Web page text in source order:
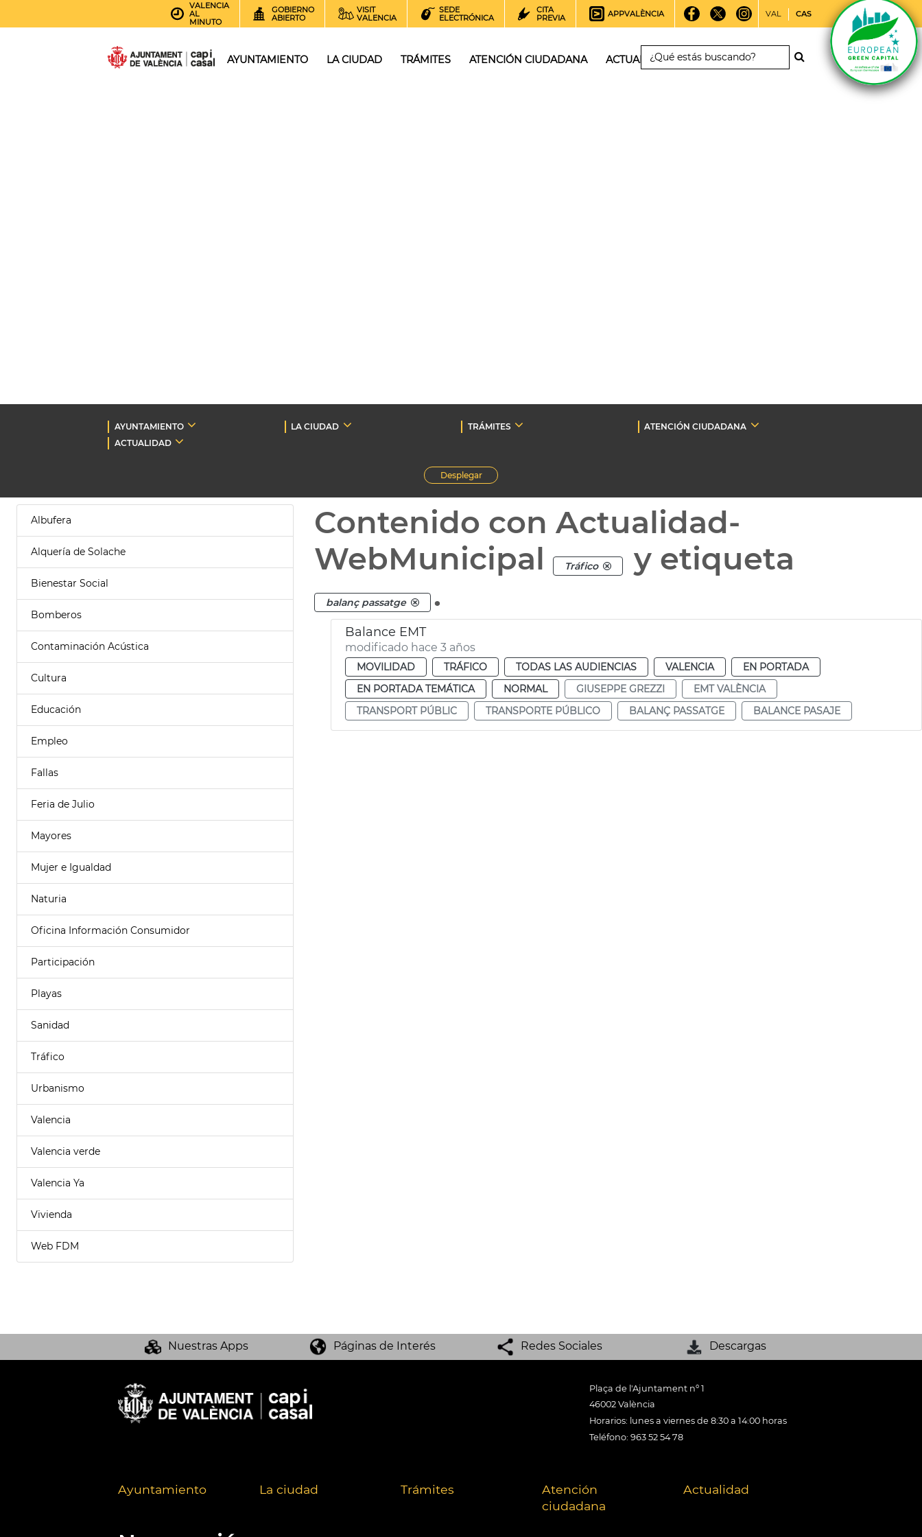
VALENCIA
AL
MINUTO
GOBIERNO
ABIERTO
VISIT
VALENCIA
SEDE
ELECTRÓNICA
CITA
PREVIA
APPVALÈNCIA VAL CAS
AYUNTAMIENTO LA CIUDAD TRÁMITES ATENCIÓN CIUDADANA ACTUALIDAD
AYUNTAMIENTO LA CIUDAD TRÁMITES
ATENCIÓN CIUDADANA
ACTUALIDAD
Desplegar
Albufera
Alquería de Solache
Bienestar Social
Bomberos
Contaminación Acústica
Cultura
Educación
Empleo
Fallas
Feria de Julio
Mayores
Mujer e Igualdad
Naturia
Oficina Información Consumidor
Participación
Playas
Sanidad
Tráfico
Urbanismo
Valencia
Valencia verde
Valencia Ya
Vivienda
Web FDM
Contenido con Actualidad-
WebMunicipal
Tráfico y etiqueta
balanç passatge .
Balance EMT
modificado hace 3 años
MOVILIDAD TRÁFICO TODAS LAS AUDIENCIAS VALENCIA
EN PORTADA
EN PORTADA TEMÁTICA
NORMAL GIUSEPPE GREZZI
EMT VALÈNCIA
TRANSPORT PÚBLIC
TRANSPORTE PÚBLICO BALANÇ PASSATGE BALANCE PASAJE
Nuestras Apps Páginas de Interés Redes Sociales Descargas
Plaça de l'Ajuntament nº 1
46002 València
Horarios: lunes a viernes de 8:30 a 14:00 horas
Teléfono: 963 52 54 78
Ayuntamiento La ciudad Trámites
Atención
ciudadana
Actualidad